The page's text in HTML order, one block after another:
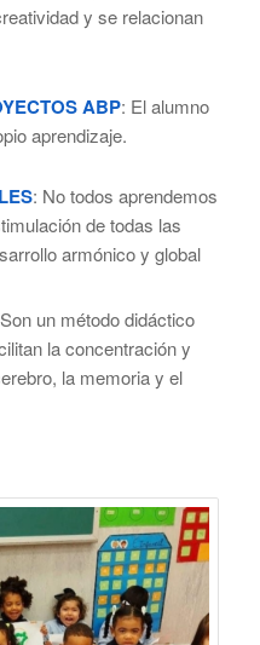
y se relacionan
ABP: El alumno
aprendizaje.
: No todos aprendemos
de todas las
armónico y global
un método didáctico
la concentración y
la memoria y el